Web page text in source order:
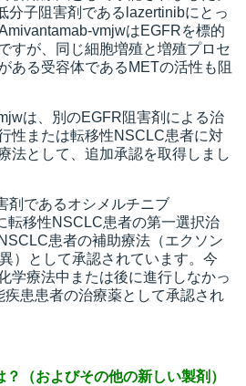
分子阻害剤であるlazertinibにとっ
vmjwはEGFRを標的
すが、同じ細胞増殖と増殖プロセ
ある受容体であるMETの活性も阻
は、別のEGFR阻害剤による治
性または転移性NSCLC患者に対
法として、追加承認を取得しまし
剤であるオシメルチニブ
転移性NSCLC患者の第一選択治
患者の補助療法（エクソン
）として承認されています。今
学療法中または後に進行しなかっ
患患者の治療薬として承認され
（およびその他の新しい製剤）